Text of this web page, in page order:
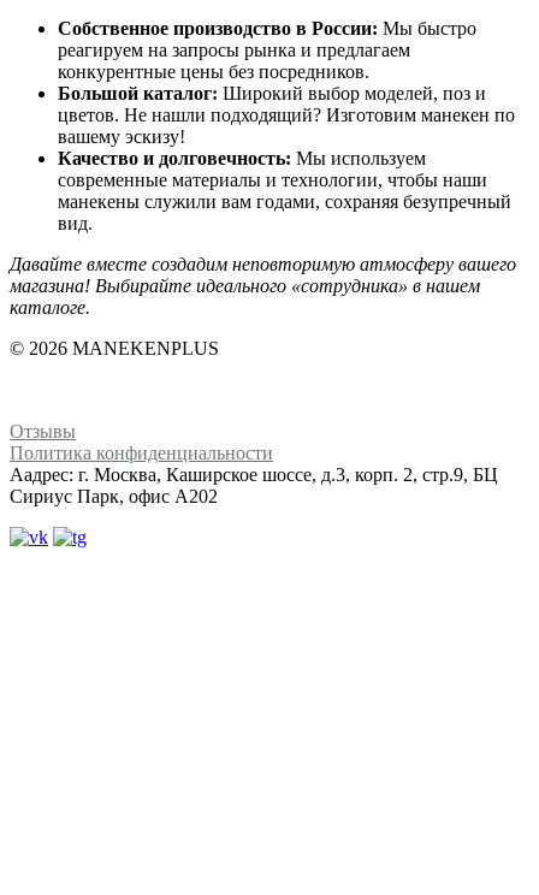
Собственное производство в России: Мы быстро
реагируем на запросы рынка и предлагаем
конкурентные цены без посредников.
Большой каталог: Широкий выбор моделей, поз и
цветов. Не нашли подходящий? Изготовим манекен по
вашему эскизу!
Качество и долговечность: Мы используем
современные материалы и технологии, чтобы наши
манекены служили вам годами, сохраняя безупречный
вид.
Давайте вместе создадим неповторимую атмосферу вашего
магазина! Выбирайте идеального «сотрудника» в нашем
каталоге.
© 2026 MANEKENPLUS
Отзывы
Политика конфиденциальности
Аадрес: г. Москва, Каширское шоссе, д.3, корп. 2, стр.9, БЦ
Сириус Парк, офис А202